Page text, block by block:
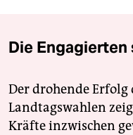
Die Engagierten
Der drohende Erfolg
Landtagswahlen
Kräfte inzwischen